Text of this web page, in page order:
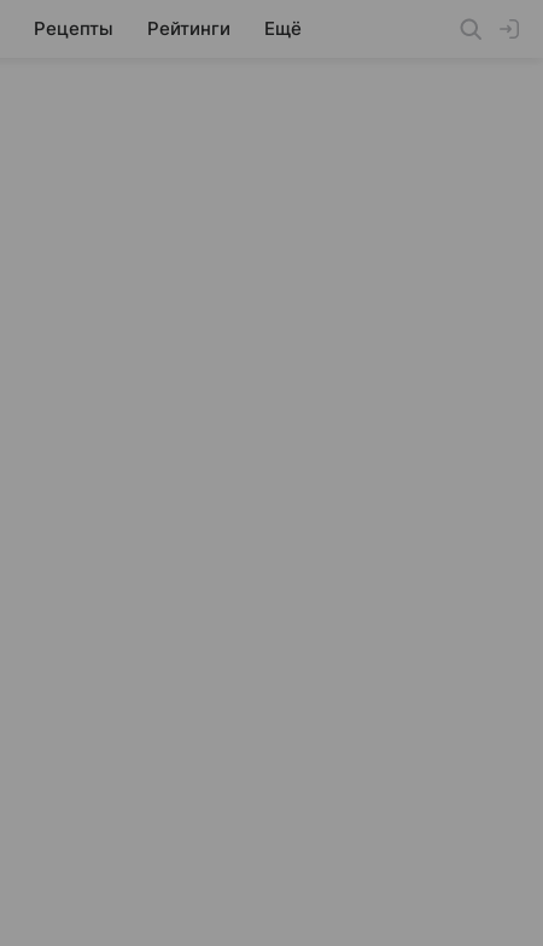
Рецепты Рейтинги Ещё